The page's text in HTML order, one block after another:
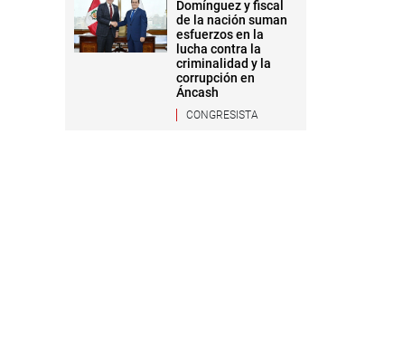
Domínguez y fiscal
de la nación suman
esfuerzos en la
lucha contra la
criminalidad y la
corrupción en
Áncash
CONGRESISTA